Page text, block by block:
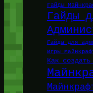
Гайды
Гайды
Гайды для
Игры
Как